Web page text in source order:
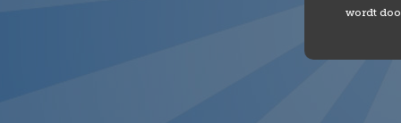
wordt